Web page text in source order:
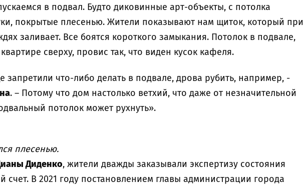
в подвал. Будто диковинные арт-объекты, с потолка
покрытые плесенью. Жители показывают нам щиток, который при
заливает. Все боятся короткого замыкания. Потолок в подвале,
сверху, провис так, что виден кусок кафеля.
запретили что-либо делать в подвале, дрова рубить, например, -
. – Потому что дом настолько ветхий, что даже от незначительной
потолок может рухнуть».
плесенью.
Диденко, жители дважды заказывали экспертизу состояния
счет. В 2021 году постановлением главы администрации города